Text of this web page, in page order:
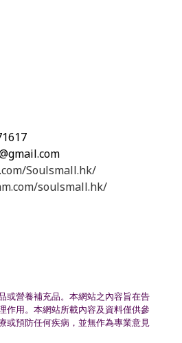
Soulsmall.hk/
soulsmall.hk/
或營養補充品。 本網站之內容旨在告
作用。 本網站所載內容及資料僅供參
或預防任何疾病，並無作為專業意見